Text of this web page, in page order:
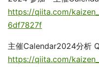
https://qiita.com/
6df7827f
主催Calendar2024分析
https://qiita.com/